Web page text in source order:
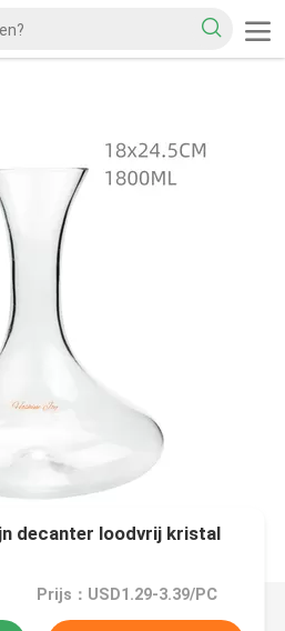
decanter loodvrij kristal
Prijs：USD1.29-3.39/PC